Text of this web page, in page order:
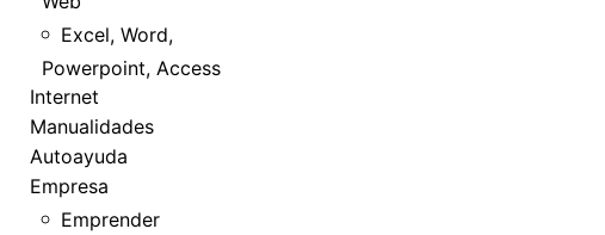
Excel, Word,
Powerpoint, Access
Internet
Manualidades
Autoayuda
Empresa
Emprender